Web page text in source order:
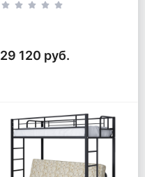
Гранд Белый корпус
29 120 руб.